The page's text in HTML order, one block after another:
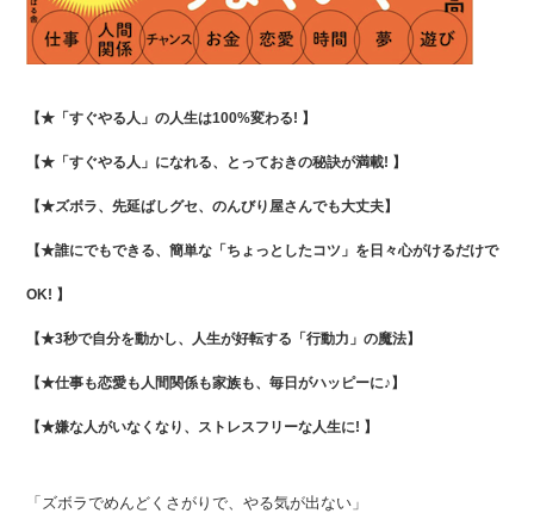
【★「すぐやる人」の人生は100%変わる! 】
【★「すぐやる人」になれる、とっておきの秘訣が満載! 】
【★ズボラ、先延ばしグセ、のんびり屋さんでも大丈夫】
【★誰にでもできる、簡単な「ちょっとしたコツ」を日々心がけるだけで
OK! 】
【★3秒で自分を動かし、人生が好転する「行動力」の魔法】
【★仕事も恋愛も人間関係も家族も、毎日がハッピーに♪】
【★嫌な人がいなくなり、ストレスフリーな人生に! 】
「ズボラでめんどくさがりで、やる気が出ない」